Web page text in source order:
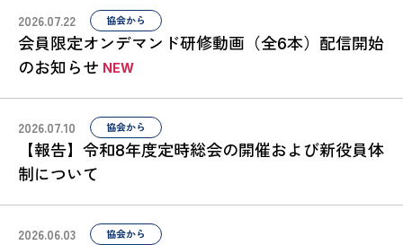
2026.07.22 協会から
会員限定オンデマンド研修動画（全6本）配信開始
のお知らせ
2026.07.10 協会から
【報告】令和8年度定時総会の開催および新役員体
制について
2026.06.03 協会から